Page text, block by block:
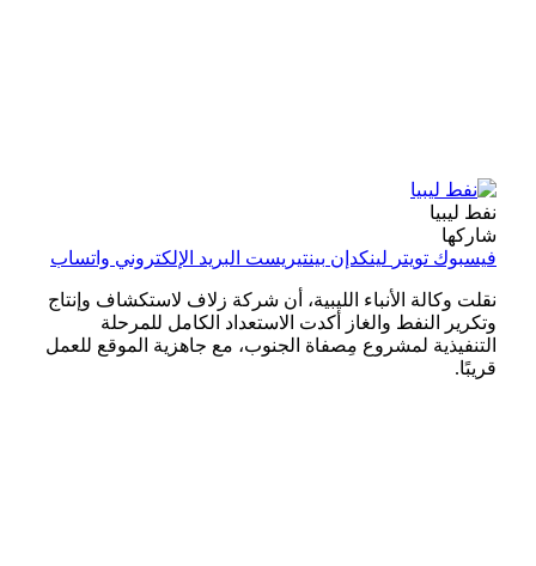
نفط ليبيا
شاركها
فيسبوك تويتر لينكدإن بينتيريست البريد الإلكتروني واتساب
نقلت وكالة الأنباء الليبية، أن شركة زلاف لاستكشاف وإنتاج
وتكرير النفط والغاز أكدت الاستعداد الكامل للمرحلة
التنفيذية لمشروع مِصفاة الجنوب، مع جاهزية الموقع للعمل
قريبًا.